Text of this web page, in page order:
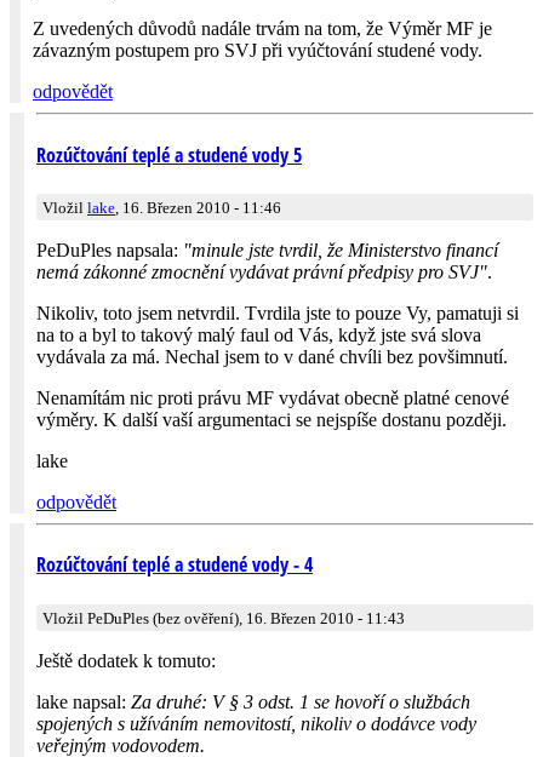
Z uvedených důvodů nadále trvám na tom, že Výměr MF je
závazným postupem pro SVJ při vyúčtování studené vody.
odpovědět
Rozúčtování teplé a studené vody 5
Vložil lake, 16. Březen 2010 - 11:46
PeDuPles napsala: "minule jste tvrdil, že Ministerstvo financí
nemá zákonné zmocnění vydávat právní předpisy pro SVJ".
Nikoliv, toto jsem netvrdil. Tvrdila jste to pouze Vy, pamatuji si
na to a byl to takový malý faul od Vás, když jste svá slova
vydávala za má. Nechal jsem to v dané chvíli bez povšimnutí.
Nenamítám nic proti právu MF vydávat obecně platné cenové
výměry. K další vaší argumentaci se nejspíše dostanu později.
lake
odpovědět
Rozúčtování teplé a studené vody - 4
Vložil PeDuPles (bez ověření), 16. Březen 2010 - 11:43
Ještě dodatek k tomuto:
lake napsal: Za druhé: V § 3 odst. 1 se hovoří o službách
spojených s užíváním nemovitostí, nikoliv o dodávce vody
veřejným vodovodem.